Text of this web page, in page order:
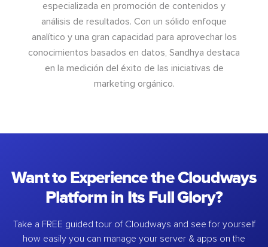
especializada en promoción de contenidos y
análisis de resultados. Con un sólido enfoque
analítico y una gran capacidad para aprovechar los
conocimientos basados en datos, Sandhya destaca
en la medición del éxito de las iniciativas de
marketing orgánico.
Want to Experience the Cloudways
Platform in Its Full Glory?
Take a FREE guided tour of Cloudways and see for yourself
how easily you can manage your server & apps on the